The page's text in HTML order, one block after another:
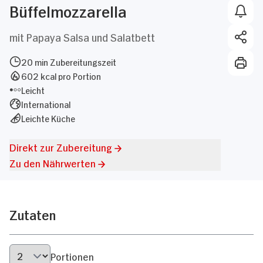
Büffelmozzarella
mit Papaya Salsa und Salatbett
20 min Zubereitungszeit
602 kcal pro Portion
Leicht
International
Leichte Küche
Direkt zur Zubereitung
Zu den Nährwerten
Zutaten
Portionen